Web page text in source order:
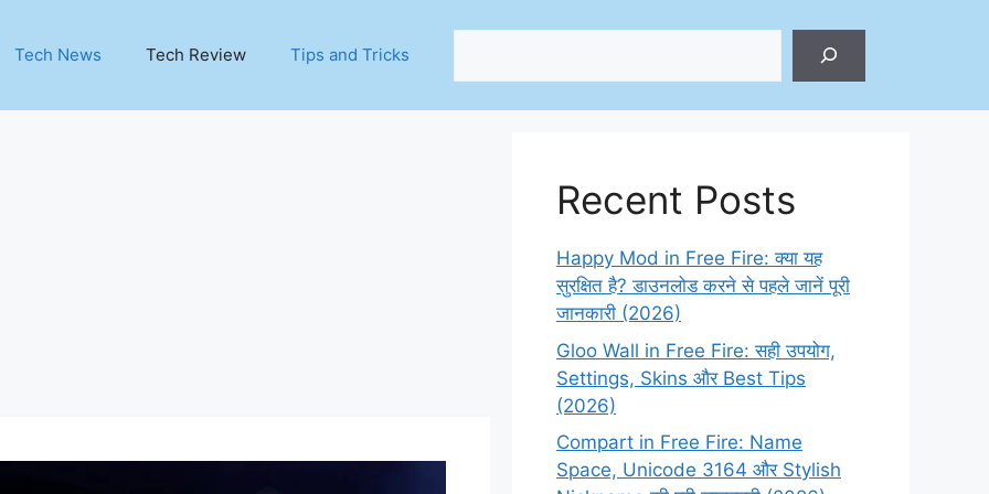
Tech News Tech Review Tips and Tricks
Recent Posts
Happy Mod in Free Fire: क्या यह
सुरक्षित है? डाउनलोड करने से पहले जानें पूरी
जानकारी (2026)
Gloo Wall in Free Fire: सही उपयोग,
Settings, Skins और Best Tips
(2026)
Compart in Free Fire: Name
Space, Unicode 3164 और Stylish